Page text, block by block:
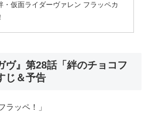
・仮面ライダーヴァレン フラッペカ
ヴ』第28話「絆のチョコフ
じ＆予告
ラッペ！」